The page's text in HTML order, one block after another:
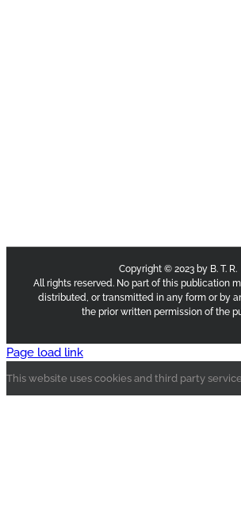
Copyright © 2023 by B. T. R.
All rights reserved. No part of this publication
distributed, or transmitted in any form or by
the prior written permission of the
Page load link
This website uses cookies and third party